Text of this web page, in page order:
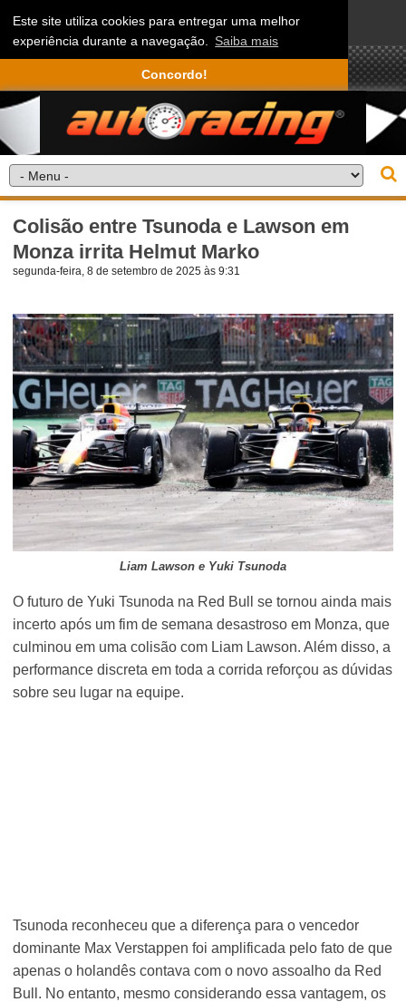
Este site utiliza cookies para entregar uma melhor
experiência durante a navegação. Saiba mais
Concordo!
Colisão entre Tsunoda e Lawson em
Monza irrita Helmut Marko
segunda-feira, 8 de setembro de 2025 às 9:31
Liam Lawson e Yuki Tsunoda
O futuro de Yuki Tsunoda na Red Bull se tornou ainda mais
incerto após um fim de semana desastroso em Monza, que
culminou em uma colisão com Liam Lawson. Além disso, a
performance discreta em toda a corrida reforçou as dúvidas
sobre seu lugar na equipe.
Tsunoda reconheceu que a diferença para o vencedor
dominante Max Verstappen foi amplificada pelo fato de que
apenas o holandês contava com o novo assoalho da Red
Bull. No entanto, mesmo considerando essa vantagem, os